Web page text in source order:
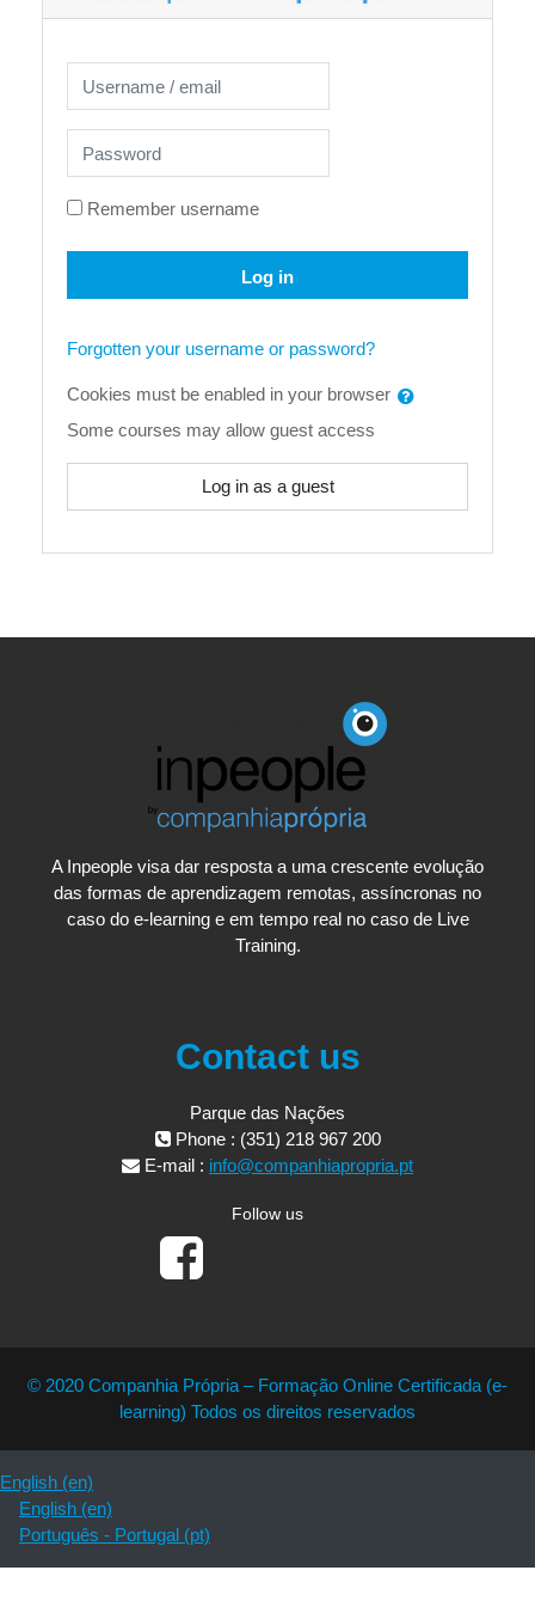
Remember username
Log in
Forgotten your username or password?
Cookies must be enabled in your browser
Some courses may allow guest access
Log in as a guest
A Inpeople visa dar resposta a uma crescente evolução
das formas de aprendizagem remotas, assíncronas no
caso do e-learning e em tempo real no caso de Live
Training.
Contact us
Parque das Nações
Phone : (351) 218 967 200
E-mail : info@companhiapropria.pt
Follow us
© 2020 Companhia Própria – Formação Online Certificada (e-
learning) Todos os direitos reservados
English ‎(en)‎
English ‎(en)‎
Português - Portugal ‎(pt)‎